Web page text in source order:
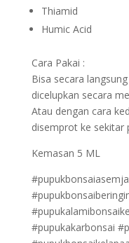
Thiamid
Humic Acid
Cara Pakai :
Bisa secara
dicelupkan secara
Atau dengan cara
disemprot ke sekitar
Kemasan 5 ML
#pupukakarbonsai